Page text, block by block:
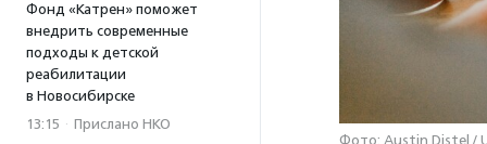
Фонд «Катрен» поможет
внедрить современные
подходы к детской
реабилитации
в Новосибирске
13:15 · Прислано НКО
Фото: Austin Distel /